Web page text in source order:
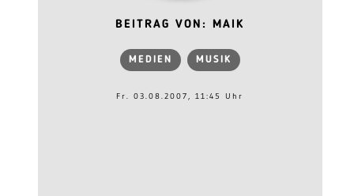
BEITRAG VON: MAIK
MEDIEN MUSIK
Fr. 03.08.2007, 11:45 Uhr